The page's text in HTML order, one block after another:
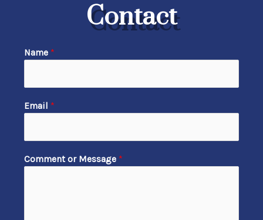
Contact
Name *
Email *
Comment or Message *